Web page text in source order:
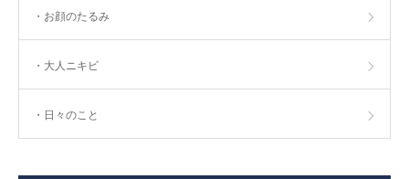
・お顔のたるみ
・大人ニキビ
・日々のこと